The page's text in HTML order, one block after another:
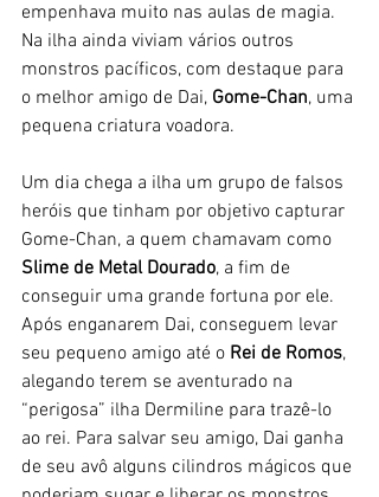
empenhava muito nas aulas de magia.
Na ilha ainda viviam vários outros
monstros pacíficos, com destaque para
o melhor amigo de Dai, Gome-Chan, uma
pequena criatura voadora.
Um dia chega a ilha um grupo de falsos
heróis que tinham por objetivo capturar
Gome-Chan, a quem chamavam como
Slime de Metal Dourado, a fim de
conseguir uma grande fortuna por ele.
Após enganarem Dai, conseguem levar
seu pequeno amigo até o Rei de Romos,
alegando terem se aventurado na
“perigosa” ilha Dermiline para trazê-lo
ao rei. Para salvar seu amigo, Dai ganha
de seu avô alguns cilindros mágicos que